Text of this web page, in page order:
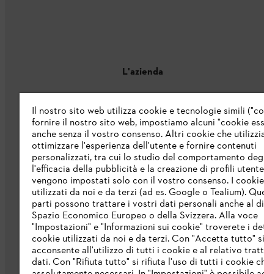
L'azienda
Catalogo
Informazioni per i fornitori
Sistema di denuncia STIHL
Protezione dati Nota legale
Il nostro sito web utilizza cookie e tecnologie simili
fornire il nostro sito web, impostiamo alcuni "cookie
anche senza il vostro consenso. Altri cookie che
ottimizzare l'esperienza dell'utente e fornire contenuti
personalizzati, tra cui lo studio del comportamento
l'efficacia della pubblicità e la creazione di profili
vengono impostati solo con il vostro consenso. I
utilizzati da noi e da terzi (ad es. Google o Tealium).
parti possono trattare i vostri dati personali anche al
Spazio Economico Europeo o della Svizzera. Alla voce
"Impostazioni" e "Informazioni sui cookie" troverete i
cookie utilizzati da noi e da terzi. Con "Accetta tutto" si
acconsente all'utilizzo di tutti i cookie e al relativo
dati. Con "Rifiuta tutto" si rifiuta l'uso di tutti i cookie